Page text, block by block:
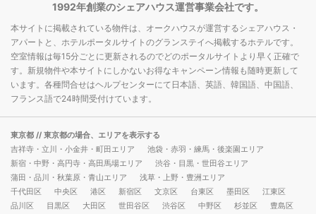
1992年創業のシェアハウス運営事業会社です。
本サイトに掲載されている物件は、オークハウスが運営するシェアハウス・
アパートと、ホテルポータルサイトのグランステイへ掲載するホテルです。
空室情報は毎15分ごとに更新されるのでどのポータルサイトより早く正確で
す。新規物件や本サイトにしかないお得なキャンペーン情報も随時更新して
います。各種問合せはヘルプセンターにて日本語、英語、韓国語、中国語、
フランス語で24時間受付けています。
東京都 // 東京都の場合、エリアを表示する
吉祥寺・立川・小金井・町田エリア
池袋・赤羽・練馬・後楽園エリア
新宿・中野・高円寺・高田馬場エリア
渋谷・目黒・世田谷エリア
蒲田・品川・秋葉原・青山エリア
浅草・上野・豊洲エリア
千代田区
中央区 港区 新宿区 文京区 台東区 墨田区
江東区
品川区
目黒区 大田区 世田谷区 渋谷区 中野区 杉並区
豊島区